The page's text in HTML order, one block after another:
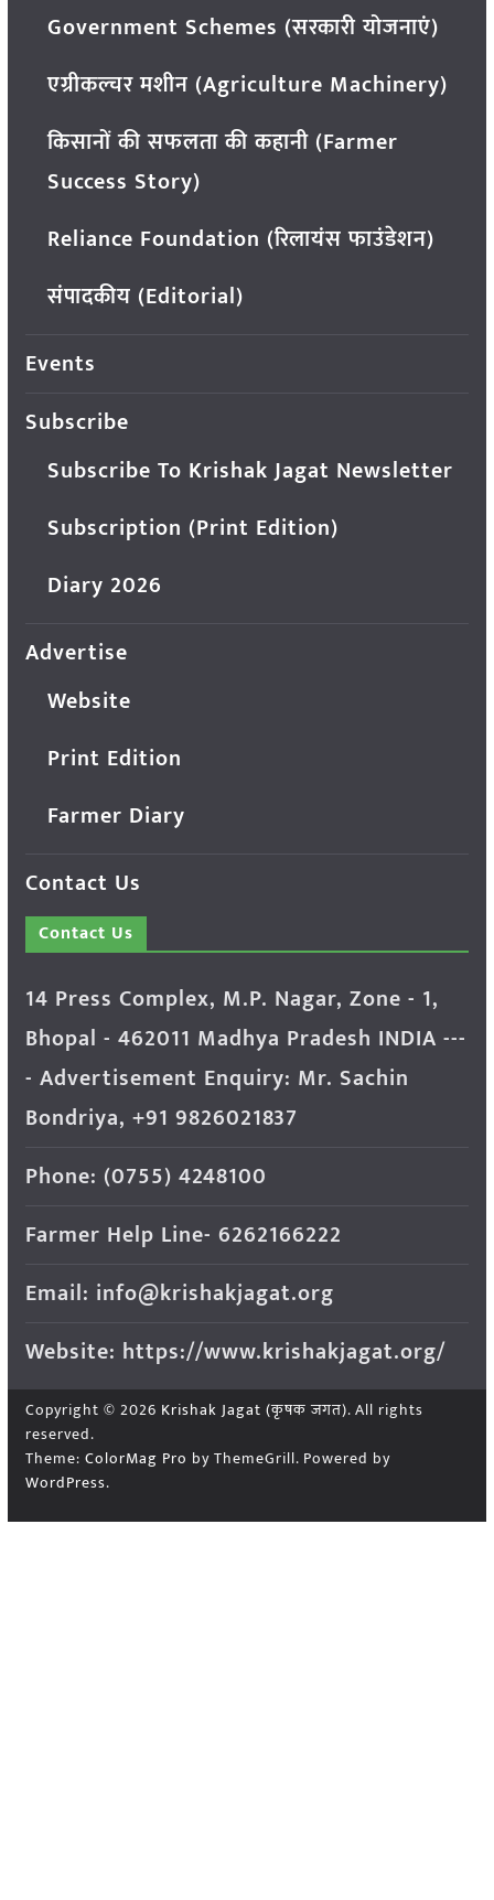
Government Schemes (सरकारी योजनाएं)
एग्रीकल्चर मशीन (Agriculture Machinery)
किसानों की सफलता की कहानी (Farmer
Success Story)
Reliance Foundation (रिलायंस फाउंडेशन)
संपादकीय (Editorial)
Events
Subscribe
Subscribe To Krishak Jagat Newsletter
Subscription (Print Edition)
Diary 2026
Advertise
Website
Print Edition
Farmer Diary
Contact Us
Contact Us
14 Press Complex, M.P. Nagar, Zone - 1,
Bhopal - 462011 Madhya Pradesh INDIA ---
- Advertisement Enquiry: Mr. Sachin
Bondriya, +91 9826021837
Phone: (0755) 4248100
Farmer Help Line- 6262166222
Email: info@krishakjagat.org
Website: https://www.krishakjagat.org/
Copyright © 2026 Krishak Jagat (कृषक जगत). All rights
reserved.
Theme: ColorMag Pro by ThemeGrill. Powered by
WordPress.